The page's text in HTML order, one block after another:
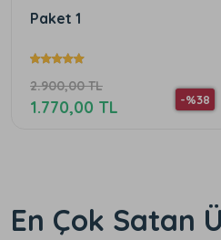
Paket 1
2.900,00 TL
-%38
1.770,00 TL
En Çok Satan